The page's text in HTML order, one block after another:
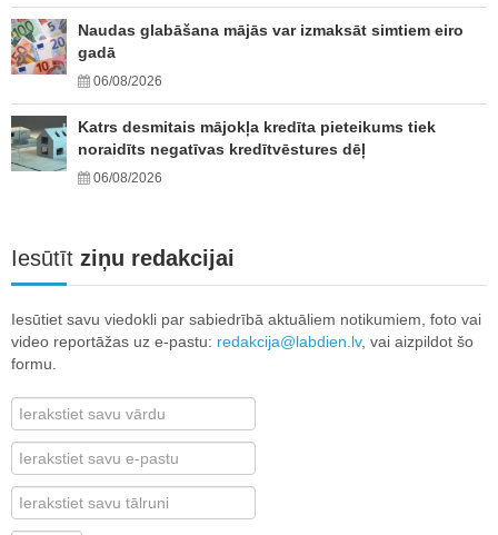
Naudas glabāšana mājās var izmaksāt simtiem eiro
gadā
06/08/2026
Katrs desmitais mājokļa kredīta pieteikums tiek
noraidīts negatīvas kredītvēstures dēļ
06/08/2026
Iesūtīt ziņu redakcijai
Iesūtiet savu viedokli par sabiedrībā aktuāliem notikumiem, foto vai
video reportāžas uz e-pastu: redakcija@labdien.lv, vai aizpildot šo
formu.